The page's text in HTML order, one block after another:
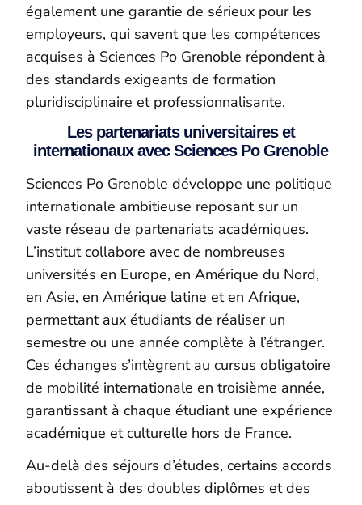
également une garantie de sérieux pour les
employeurs, qui savent que les compétences
acquises à Sciences Po Grenoble répondent à
des standards exigeants de formation
pluridisciplinaire et professionnalisante.
Les partenariats universitaires et
internationaux avec Sciences Po Grenoble
Sciences Po Grenoble développe une politique
internationale ambitieuse reposant sur un
vaste réseau de partenariats académiques.
L’institut collabore avec de nombreuses
universités en Europe, en Amérique du Nord,
en Asie, en Amérique latine et en Afrique,
permettant aux étudiants de réaliser un
semestre ou une année complète à l’étranger.
Ces échanges s’intègrent au cursus obligatoire
de mobilité internationale en troisième année,
garantissant à chaque étudiant une expérience
académique et culturelle hors de France.
Au-delà des séjours d’études, certains accords
aboutissent à des doubles diplômes et des